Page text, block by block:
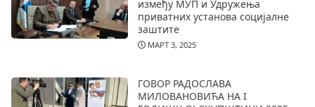
између МУП и Удружења
приватних установа социјалне
заштите
МАРТ 3, 2025
ГОВОР РАДОСЛАВА
МИЛОВАНОВИЋА НА I